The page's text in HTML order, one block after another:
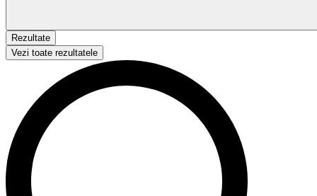
Rezultate
Vezi toate rezultatele